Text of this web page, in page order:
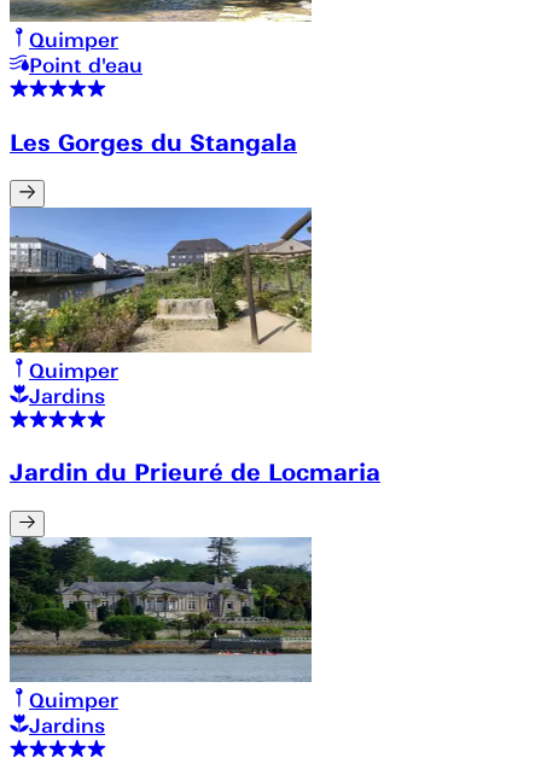
Quimper
Point d'eau
Les Gorges du Stangala
Quimper
Jardins
Jardin du Prieuré de Locmaria
Quimper
Jardins